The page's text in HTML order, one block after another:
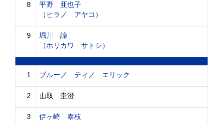
8
平野 亜也子
（ヒラノ アヤコ）
9
堀川 諭
（ホリカワ サトシ）
1 ブルーノ ティノ エリック
2 山取 圭澄
3
伊ヶ崎 泰枝